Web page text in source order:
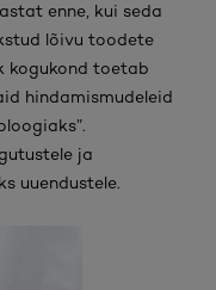
enne, kui seda
lõivu toodete
kogukond toetab
hindamismudeleid
ja
uuendustele.